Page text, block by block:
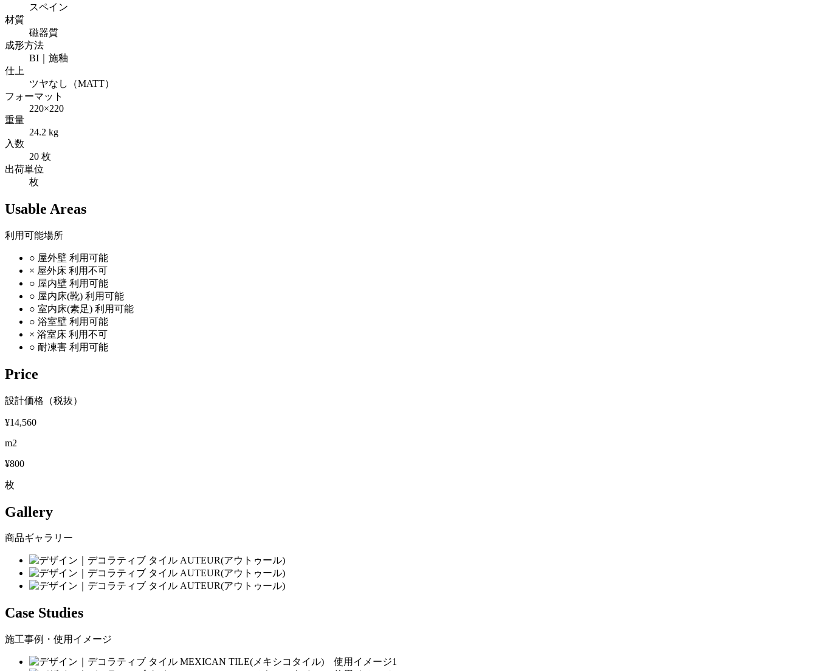
スペイン
材質
磁器質
成形方法
BI｜施釉
仕上
ツヤなし（MATT）
フォーマット
220×220
重量
24.2 kg
入数
20 枚
出荷単位
枚
Usable Areas
利用可能場所
○ 屋外壁 利用可能
× 屋外床 利用不可
○ 屋内壁 利用可能
○ 屋内床(靴) 利用可能
○ 室内床(素足) 利用可能
○ 浴室壁 利用可能
× 浴室床 利用不可
○ 耐凍害 利用可能
Price
設計価格（税抜）
¥14,560
m2
¥800
枚
Gallery
商品ギャラリー
Case Studies
施工事例・使用イメージ